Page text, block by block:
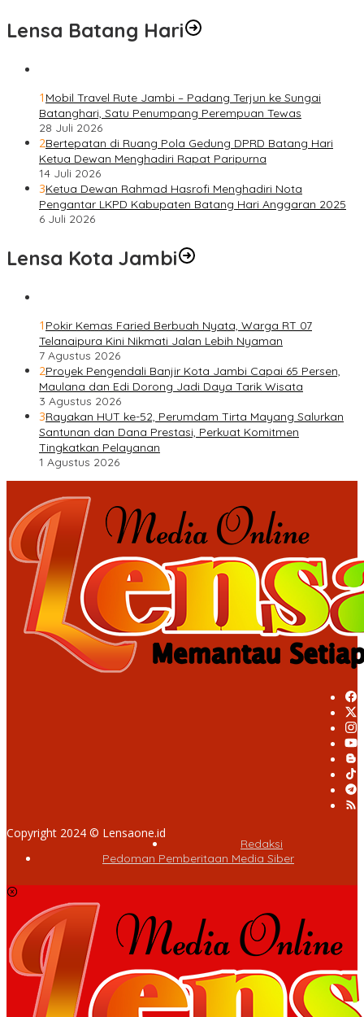
Lensa Batang Hari
1 Mobil Travel Rute Jambi – Padang Terjun ke Sungai
Batanghari, Satu Penumpang Perempuan Tewas
28 Juli 2026
2Bertepatan di Ruang Pola Gedung DPRD Batang Hari
Ketua Dewan Menghadiri Rapat Paripurna
14 Juli 2026
3Ketua Dewan Rahmad Hasrofi Menghadiri Nota
Pengantar LKPD Kabupaten Batang Hari Anggaran 2025
6 Juli 2026
Lensa Kota Jambi
1 Pokir Kemas Faried Berbuah Nyata, Warga RT 07
Telanaipura Kini Nikmati Jalan Lebih Nyaman
7 Agustus 2026
2Proyek Pengendali Banjir Kota Jambi Capai 65 Persen,
Maulana dan Edi Dorong Jadi Daya Tarik Wisata
3 Agustus 2026
3Rayakan HUT ke-52, Perumdam Tirta Mayang Salurkan
Santunan dan Dana Prestasi, Perkuat Komitmen
Tingkatkan Pelayanan
1 Agustus 2026
Copyright 2024 © Lensaone.id
Redaksi
Pedoman Pemberitaan Media Siber